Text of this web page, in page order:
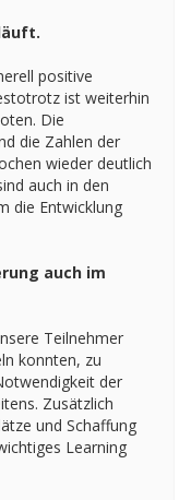
positive
ist weiterhin
Die
die Zahlen der
wieder deutlich
auch in den
die Entwicklung
auch im
Teilnehmer
konnten, zu
der
Zusätzlich
und Schaffung
Learning